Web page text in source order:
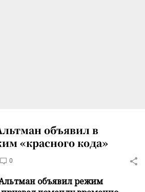
объявил в
«красного кода»
0
объявил режим